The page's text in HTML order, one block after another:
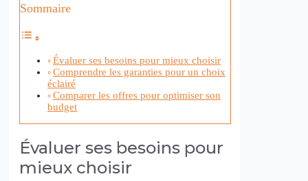
Sommaire
Évaluer ses besoins pour mieux choisir
Comprendre les garanties pour un choix
éclairé
Comparer les offres pour optimiser son
budget
Évaluer ses besoins pour
mieux choisir